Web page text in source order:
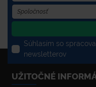
Súhlasím so
newsletterov
UŽITOČNÉ